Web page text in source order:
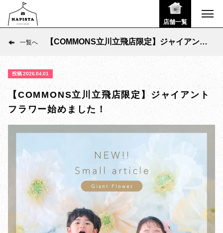
店舗一覧
一覧へ
【COMMONS立川立飛店限定】ジャイアント
投稿 2026.04.01
【COMMONS立川立飛店限定】ジャイアント
フラワー始めました！